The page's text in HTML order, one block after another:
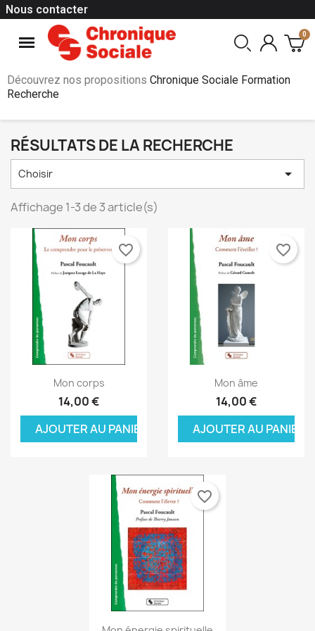
Nous contacter
Découvrez nos propositions Chronique Sociale Formation
Recherche
RÉSULTATS DE LA RECHERCHE
Choisir 
Affichage 1-3 de 3 article(s)
Aperçu rapide
Mon corps
14,00 €
AJOUTER AU PANIER
favorite_border
Aperçu rapide
Mon âme
14,00 €
AJOUTER AU PANIER
favorite_border
Aperçu rapide
favorite_border